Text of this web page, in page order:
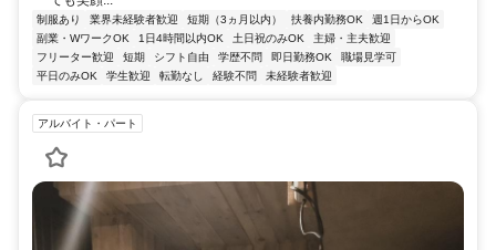
制服あり 業界未経験者歓迎 短期（3ヵ月以内） 扶養内勤務OK
週1日からOK
副業・WワークOK
1日4時間以内OK 土日祝のみOK
主婦・主夫歓迎
フリーター歓迎
短期 シフト自由 学歴不問 即日勤務OK
職場見学可
平日のみOK
学生歓迎 転勤なし 経験不問 未経験者歓迎
アルバイト・パート